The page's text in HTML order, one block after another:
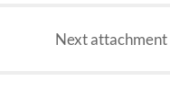
Nextattachment